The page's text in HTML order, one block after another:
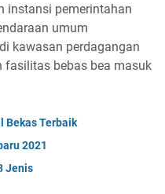
instansi pemerintahan
umum
kawasan perdagangan
fasilitas bebas bea masuk
Bekas Terbaik
2021
Jenis